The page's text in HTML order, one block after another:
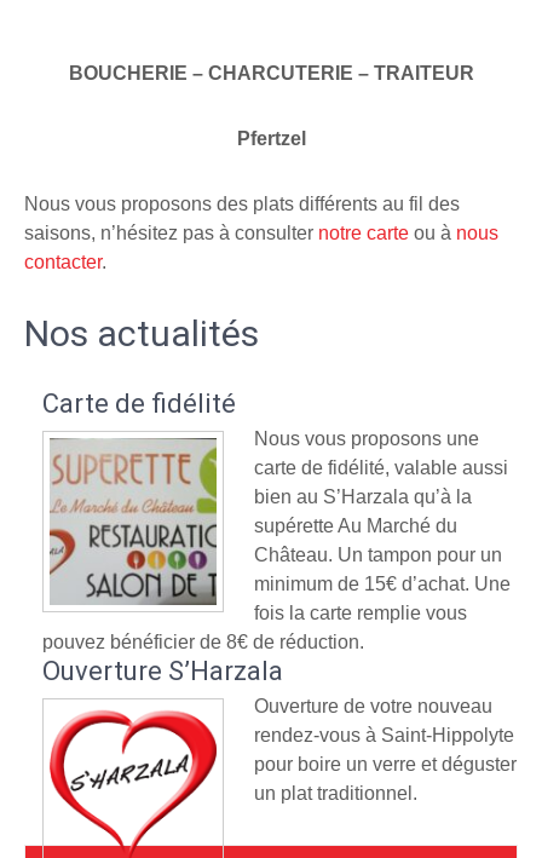
BOUCHERIE – CHARCUTERIE – TRAITEUR
Pfertzel
Nous vous proposons des plats différents au fil des
saisons, n’hésitez pas à consulter notre carte ou à nous
contacter.
Nos actualités
Carte de fidélité
Nous vous proposons une
carte de fidélité, valable aussi
bien au S’Harzala qu’à la
supérette Au Marché du
Château. Un tampon pour un
minimum de 15€ d’achat. Une
fois la carte remplie vous
pouvez bénéficier de 8€ de réduction.
Ouverture S’Harzala
Ouverture de votre nouveau
rendez-vous à Saint-Hippolyte
pour boire un verre et déguster
un plat traditionnel.